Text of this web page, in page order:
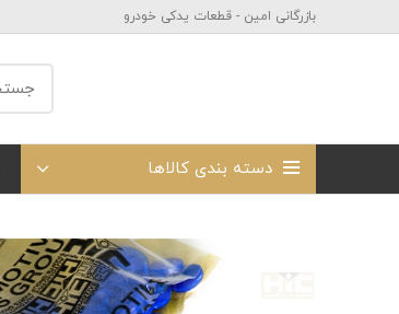
بازرگانی امین - قطعات یدکی خودرو
دسته بندی کالاها